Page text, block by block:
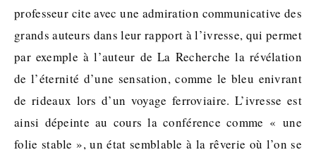
professeur cite avec une admiration communicative des
grands auteurs dans leur rapport à l’ivresse, qui permet
par exemple à l’auteur de La Recherche la révélation
de l’éternité d’une sensation, comme le bleu enivrant
de rideaux lors d’un voyage ferroviaire. L’ivresse est
ainsi dépeinte au cours la conférence comme « une
folie stable », un état semblable à la rêverie où l’on se